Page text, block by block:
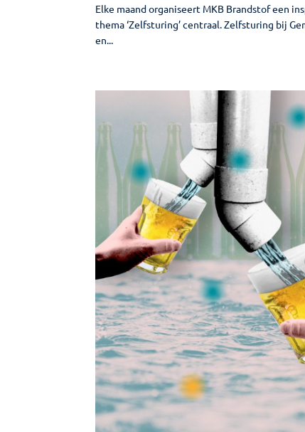
Elke maand organiseert MKB Brandstof een
thema ‘Zelfsturing’ centraal. Zelfsturing bij
en...